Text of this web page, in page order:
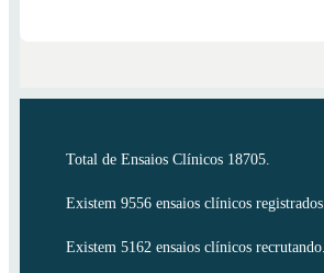
Total de Ensaios Clínicos 18705.
Existem 9556 ensaios clínicos registrados.
Existem 5162 ensaios clínicos recrutando.